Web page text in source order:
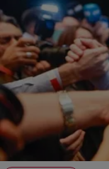
Riflessioni
Foto
Video